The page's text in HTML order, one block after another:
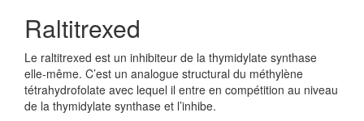
Raltitrexed
Le raltitrexed est un inhibiteur de la thymidylate synthase
elle-même. C’est un analogue structural du méthylène
tétrahydrofolate avec lequel il entre en compétition au niveau
de la thymidylate synthase et l’inhibe.